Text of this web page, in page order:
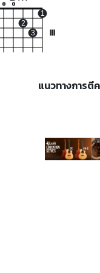
o o
2
3
1
แนวทางการตี